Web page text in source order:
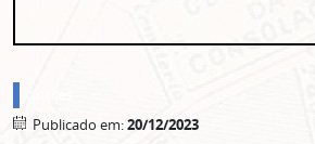
Publicado em:20/12/2023